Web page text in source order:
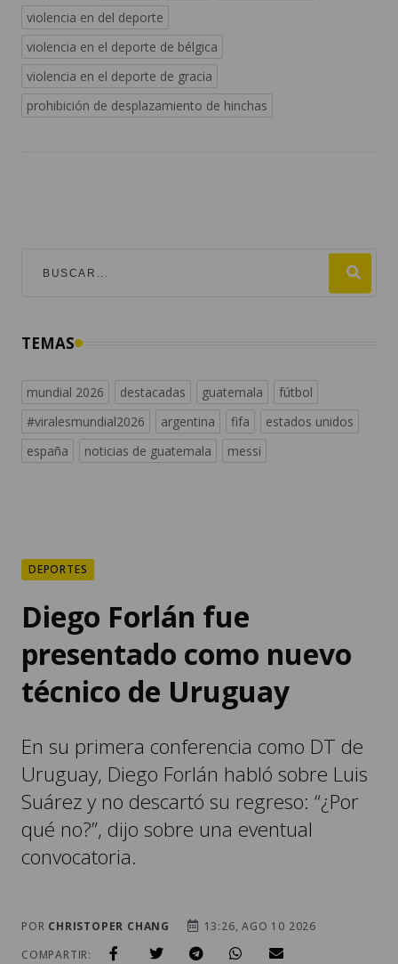
violencia en del deporte
violencia en el deporte de bélgica
violencia en el deporte de gracia
prohibición de desplazamiento de hinchas
TEMAS
mundial 2026 destacadas guatemala
fútbol
#viralesmundial2026
argentina fifa
estados unidos
españa
noticias de guatemala messi
DEPORTES
Diego Forlán fue
presentado como nuevo
técnico de Uruguay
En su primera conferencia como DT de
Uruguay, Diego Forlán habló sobre Luis
Suárez y no descartó su regreso: “¿Por
qué no?”, dijo sobre una eventual
convocatoria.
POR CHRISTOPER CHANG
13:26, AGO 10 2026
COMPARTIR: